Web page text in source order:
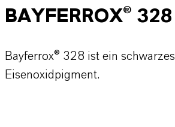
BAYFERROX® 328
Bayferrox® 328 ist ein schwarzes
Eisenoxidpigment.